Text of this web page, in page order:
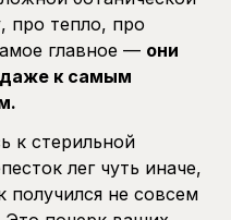
про тепло, про
главное — они
даже к самым
к стерильной
лег чуть иначе,
получился не совсем